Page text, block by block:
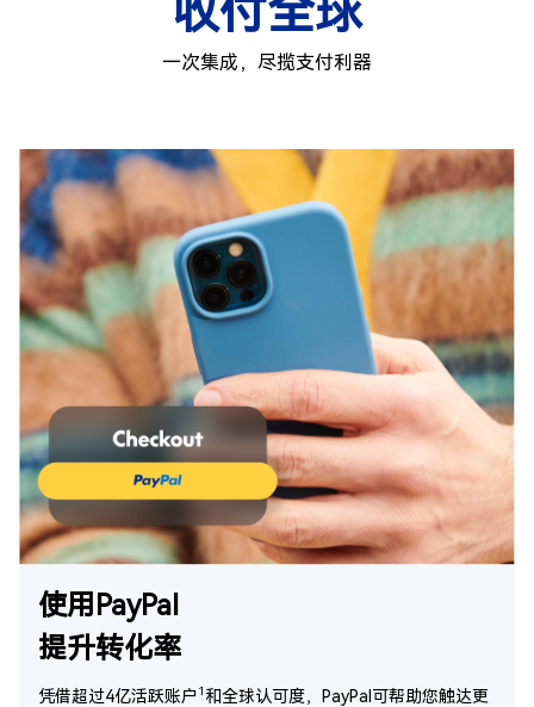
收付全球
一次集成，尽揽支付利器
使用PayPal
提升转化率
凭借超过4亿活跃账户 1 和全球认可度，PayPal可帮助您触达更